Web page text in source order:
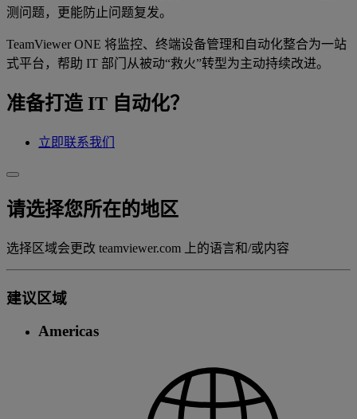
测问题，更能防止问题复发。
TeamViewer ONE 将监控、终端设备管理和自动化整合为一站
式平台，帮助 IT 部门从被动“救火”转型为主动持续改进。
准备打造 IT 自动化？
立即联系我们
请选择您所在的地区
选择区域会更改 teamviewer.com 上的语言和/或内容
建议区域
Americas